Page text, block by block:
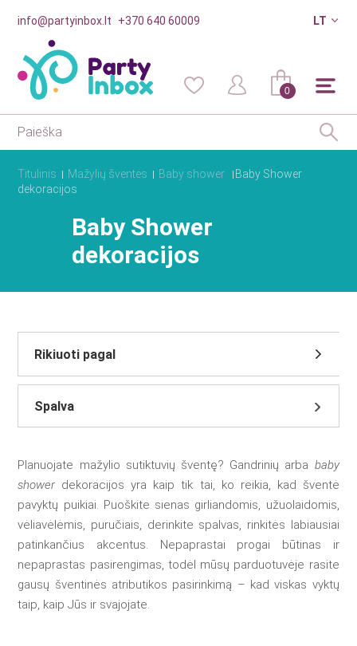
info@partyinbox.lt +370 640 60009 LT
0
Titulinis Mažylių šventės Baby shower
Baby Shower
dekoracijos
Baby Shower
dekoracijos
Spalva
Planuojate mažylio sutiktuvių šventę? Gandrinių arba baby
showerdekoracijos yra kaip tik tai, ko reikia, kad šventė
pavyktų puikiai. Puoškite sienas girliandomis, užuolaidomis,
vėliavėlėmis, puručiais, derinkite spalvas, rinkitės labiausiai
patinkančius akcentus. Nepaprastai progai būtinas ir
nepaprastas pasirengimas, todėl mūsų parduotuvėje rasite
gausų šventinės atributikos pasirinkimą – kad viskas vyktų
taip, kaip Jūs ir svajojate.